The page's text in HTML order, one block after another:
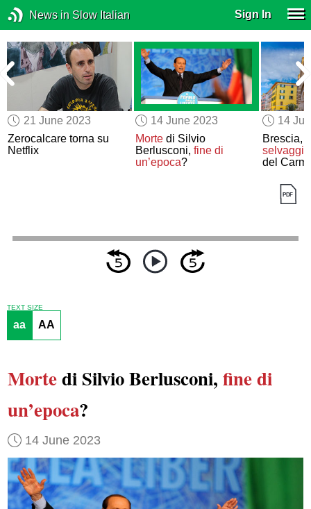
News in Slow Italian Sign In
21 June 2023
Zerocalcare torna su
Netflix
14 June 2023
Mortedi Silvio
Berlusconi, fine di
un’epoca?
14
Brescia,
selvaggia
del
TEXT SIZE
aa AA
Mortedi Silvio Berlusconi, fine di
un’epoca?
14 June 2023